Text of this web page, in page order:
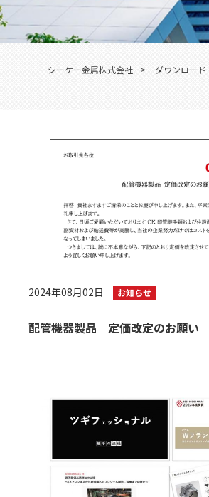
シーケー金属株式会社 > ダウンロード
2024年08月02日 お知らせ
配管機器製品 定価改定のお願い